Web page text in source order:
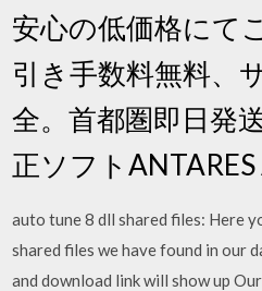
安心の低価格にて
引き手数料無料、
全。首都圏即日発
正ソフトANTARES
auto tune 8 dll shared files: Here
shared files we have found in our
and download link will show up